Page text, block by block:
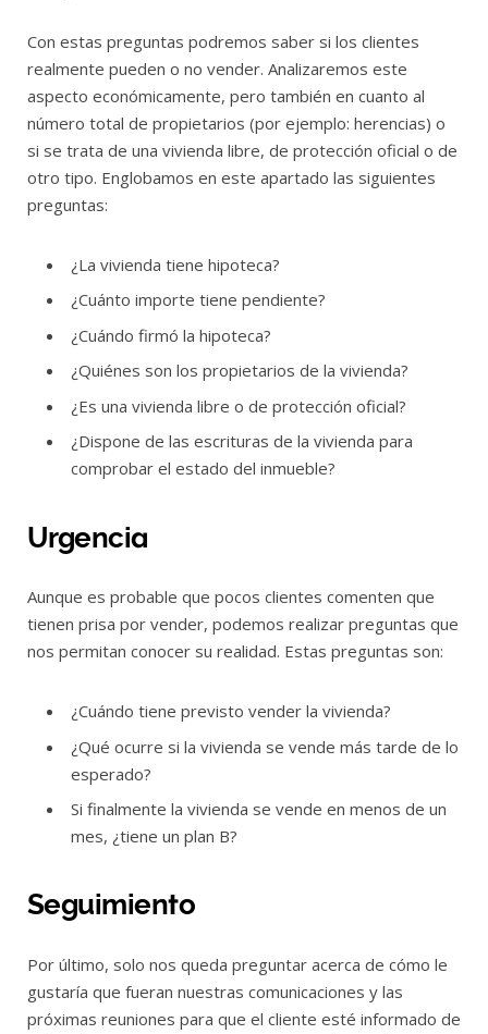
Con estas preguntas podremos saber si los clientes
realmente pueden o no vender. Analizaremos este
aspecto económicamente, pero también en cuanto al
número total de propietarios (por ejemplo: herencias) o
si se trata de una vivienda libre, de protección oficial o de
otro tipo. Englobamos en este apartado las siguientes
preguntas:
¿La vivienda tiene hipoteca?
¿Cuánto importe tiene pendiente?
¿Cuándo firmó la hipoteca?
¿Quiénes son los propietarios de la vivienda?
¿Es una vivienda libre o de protección oficial?
¿Dispone de las escrituras de la vivienda para
comprobar el estado del inmueble?
Urgencia
Aunque es probable que pocos clientes comenten que
tienen prisa por vender, podemos realizar preguntas que
nos permitan conocer su realidad. Estas preguntas son:
¿Cuándo tiene previsto vender la vivienda?
¿Qué ocurre si la vivienda se vende más tarde de lo
esperado?
Si finalmente la vivienda se vende en menos de un
mes, ¿tiene un plan B?
Seguimiento
Por último, solo nos queda preguntar acerca de cómo le
gustaría que fueran nuestras comunicaciones y las
próximas reuniones para que el cliente esté informado de